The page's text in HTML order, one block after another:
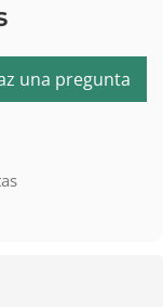
una pregunta